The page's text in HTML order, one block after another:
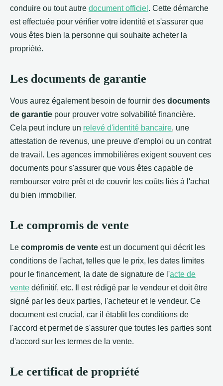
conduire ou tout autre document officiel . Cette démarche
est effectuée pour vérifier votre identité et s'assurer que
vous êtes bien la personne qui souhaite acheter la
propriété.
Les documents de garantie
Vous aurez également besoin de fournir des documents
de garantie pour prouver votre solvabilité financière.
Cela peut inclure un relevé d'identité bancaire, une
attestation de revenus, une preuve d'emploi ou un contrat
de travail. Les agences immobilières exigent souvent ces
documents pour s'assurer que vous êtes capable de
rembourser votre prêt et de couvrir les coûts liés à l'achat
du bien immobilier.
Le compromis de vente
Le compromis de vente est un document qui décrit les
conditions de l'achat, telles que le prix, les dates limites
pour le financement, la date de signature de l'acte de
vente définitif, etc. Il est rédigé par le vendeur et doit être
signé par les deux parties, l'acheteur et le vendeur. Ce
document est crucial, car il établit les conditions de
l'accord et permet de s'assurer que toutes les parties sont
d'accord sur les termes de la vente.
Le certificat de propriété